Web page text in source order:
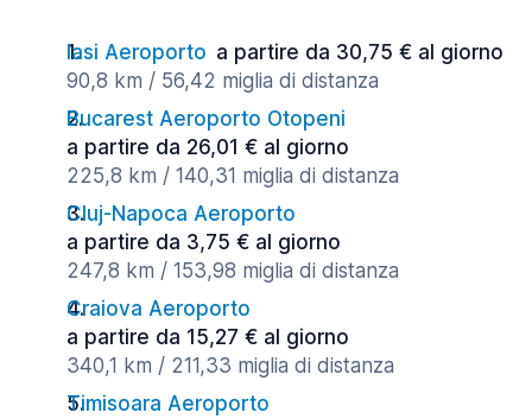
Iasi Aeroporto a partire da 30,75 € al giorno
90,8 km / 56,42 miglia di distanza
Bucarest Aeroporto Otopeni
a partire da 26,01 € al giorno
225,8 km / 140,31 miglia di distanza
Cluj-Napoca Aeroporto
a partire da 3,75 € al giorno
247,8 km / 153,98 miglia di distanza
Craiova Aeroporto
a partire da 15,27 € al giorno
340,1 km / 211,33 miglia di distanza
Timisoara Aeroporto